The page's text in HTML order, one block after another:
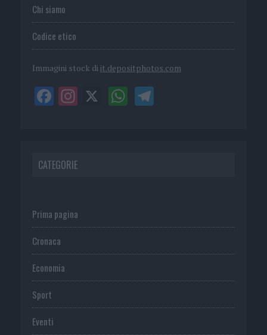
Chi siamo
Codice etico
Immagini stock di it.depositphotos.com
CATEGORIE
Prima pagina
Cronaca
Economia
Sport
Eventi